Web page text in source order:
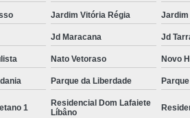
Jardim Vitória Régia Jardim
Jd Maracana Jd
Nato Vetoraso Novo
Parque da Liberdade
1
Residencial Dom Lafaiete
Líbâno